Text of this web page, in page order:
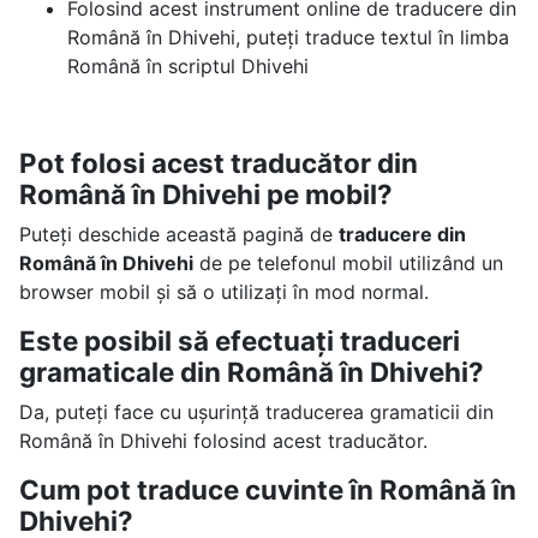
Folosind acest instrument online de traducere din
Română în Dhivehi, puteți traduce textul în limba
Română în scriptul Dhivehi
Pot folosi acest traducător din
Română în Dhivehi pe mobil?
Puteți deschide această pagină de traducere din
Română în Dhivehide pe telefonul mobil utilizând un
browser mobil și să o utilizați în mod normal.
Este posibil să efectuați traduceri
gramaticale din Română în Dhivehi?
Da, puteți face cu ușurință traducerea gramaticii din
Română în Dhivehi folosind acest traducător.
Cum pot traduce cuvinte în Română în
Dhivehi?